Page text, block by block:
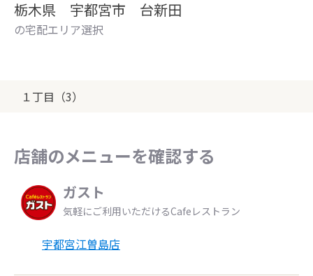
栃木県 宇都宮市 台新田
の宅配エリア選択
１丁目（3）
店舗のメニューを確認する
ガスト
気軽にご利用いただけるCafeレストラン
宇都宮江曽島店